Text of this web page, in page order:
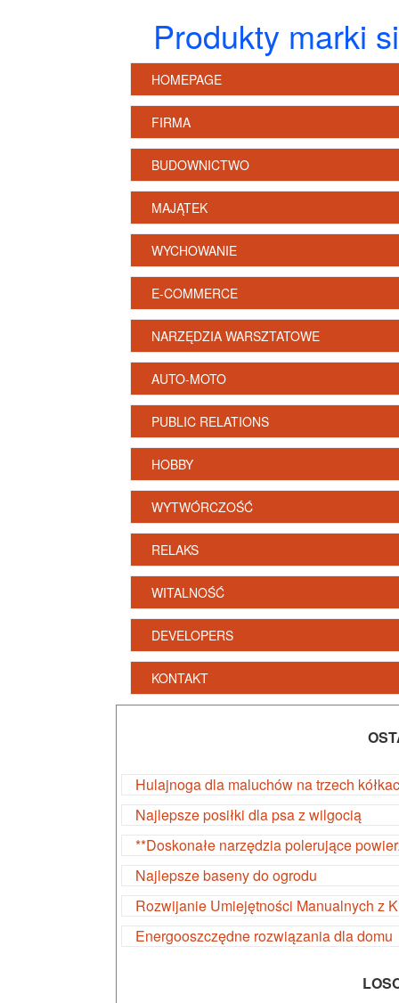
Produkty marki
HOMEPAGE
FIRMA
BUDOWNICTWO
MAJĄTEK
WYCHOWANIE
E-COMMERCE
NARZĘDZIA WARSZTATOWE
AUTO-MOTO
PUBLIC RELATIONS
HOBBY
WYTWÓRCZOŚĆ
RELAKS
WITALNOŚĆ
DEVELOPERS
KONTAKT
Hulajnoga dla maluchów na trzech
Najlepsze posiłki dla psa z wilgocią
**Doskonałe narzędzia polerujące
Najlepsze baseny do ogrodu
Rozwijanie Umiejętności Manualnych z
Energooszczędne rozwiązania dla domu